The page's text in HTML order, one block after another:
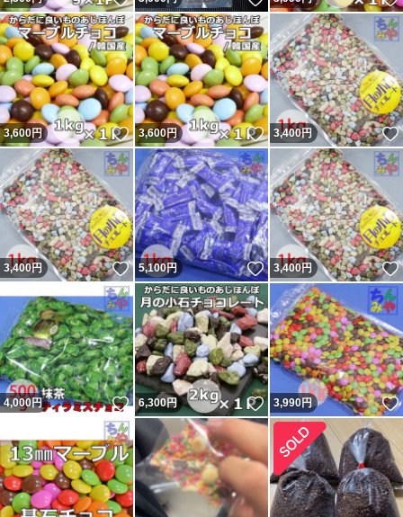
3,600円 いいね！
3,600円 いいね！
3,400円
3,400円 いいね！
5,100円 いいね！
3,400円
4,000円 いいね！
6,300円 いいね！
3,990円